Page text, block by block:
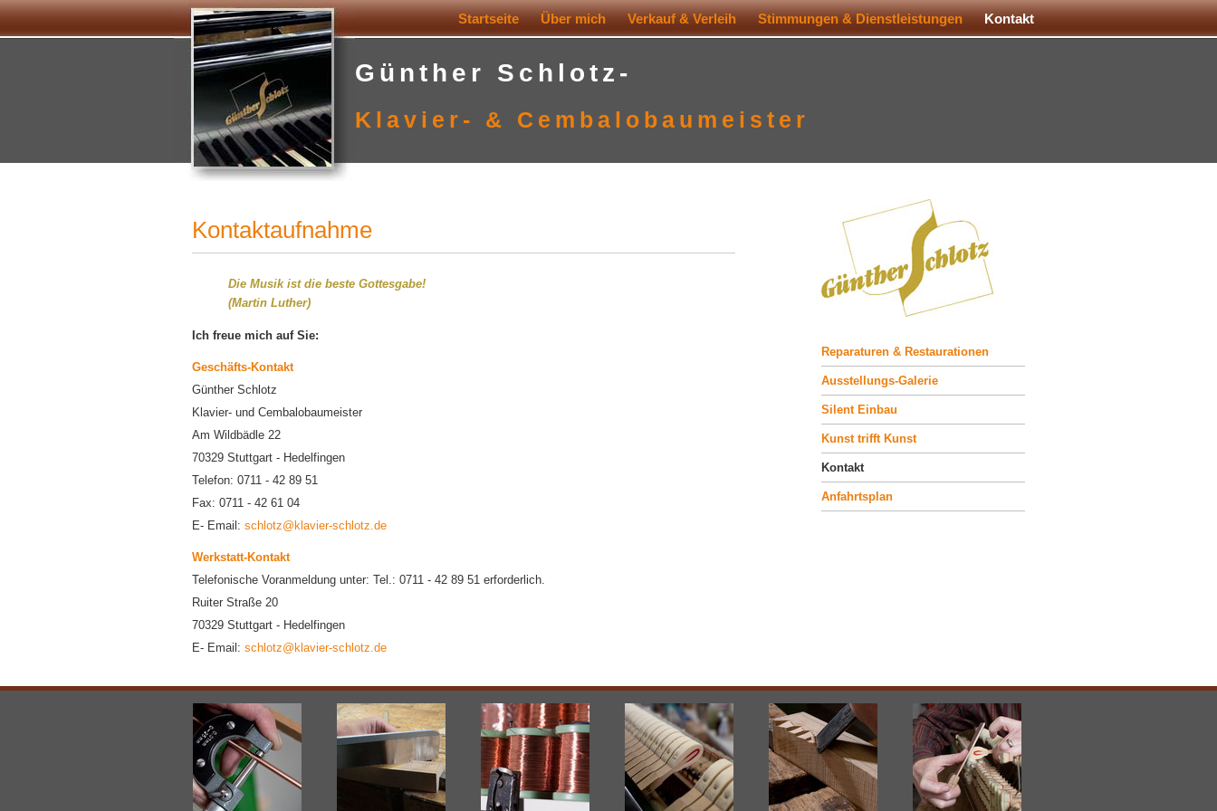
Startseite Über mich Verkauf & Verleih Stimmungen & Dienstleistungen Kontakt
Günther Schlotz-
Klavier- & Cembalobaumeister
Kontaktaufnahme
Die Musik ist die beste Gottesgabe!
(Martin Luther)
Ich freue mich auf Sie:
Geschäfts-Kontakt
Günther Schlotz
Klavier- und Cembalobaumeister
Am Wildbädle 22
70329 Stuttgart - Hedelfingen
Telefon: 0711 - 42 89 51
Fax: 0711 - 42 61 04
E- Email: schlotz@klavier-schlotz.de
Werkstatt-Kontakt
Telefonische Voranmeldung unter: Tel.: 0711 - 42 89 51 erforderlich.
Ruiter Straße 20
70329 Stuttgart - Hedelfingen
E- Email: schlotz@klavier-schlotz.de
Reparaturen & Restaurationen
Ausstellungs-Galerie
Silent Einbau
Kunst trifft Kunst
Kontakt
Anfahrtsplan